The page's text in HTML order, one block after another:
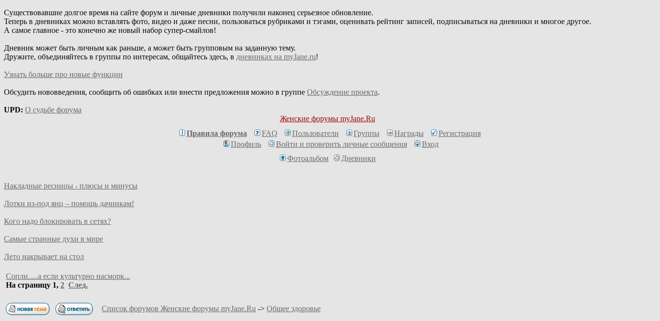
Существовавшие долгое время на сайте форум и личные дневники получили наконец серьезное обновление.
Теперь в дневниках можно вставлять фото, видео и даже песни, пользоваться рубриками и тэгами, оценивать рейтинг записей, подписываться на дневники и многое другое.
А самое главное - это конечно же новый набор супер-смайлов!
Дневник может быть личным как раньше, а может быть групповым на заданную тему.
Дружите, объединяйтесь в группы по интересам, общайтесь здесь, в дневниках на myJane.ru!
Узнать больше про новые функции
Обсудить нововведения, сообщить об ошибках или внести предложения можно в группе Обсуждение проекта.
UPD: О судьбе форума
Женские форумы myJane.Ru
Правила форума
FAQ Пользователи Группы Награды
Регистрация
Профиль
Войти и проверить личные сообщения
Вход
Фотоальбом
Дневники
Накладные ресницы - плюсы и минусы
Лотки из-под яиц – помощь дачникам!
Кого надо блокировать в сетях?
Самые странные духи в мире
Лето накрывает на стол
Сопли.....а если культурно насморк...
На страницу 1, 2 След.
Список форумов Женские форумы myJane.Ru -> Общее здоровье